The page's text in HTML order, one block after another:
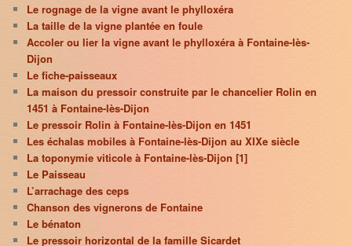
Le rognage de la vigne avant le phylloxéra
La taille de la vigne plantée en foule
Accoler ou lier la vigne avant le phylloxéra à Fontaine-lès-
Dijon
Le fiche-paisseaux
La maison du pressoir construite par le chancelier Rolin en
1451 à Fontaine-lès-Dijon
Le pressoir Rolin à Fontaine-lès-Dijon en 1451
Les échalas mobiles à Fontaine-lès-Dijon au XIXe siècle
La toponymie viticole à Fontaine-lès-Dijon [1]
Le Paisseau
L’arrachage des ceps
Chanson des vignerons de Fontaine
Le bénaton
Le pressoir horizontal de la famille Sicardet